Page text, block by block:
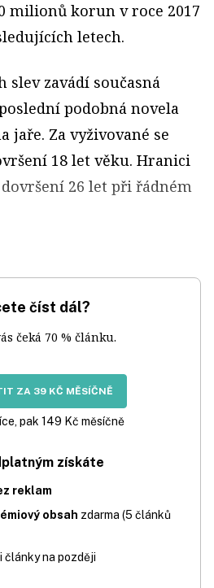
milionů korun v roce 2017
letech.
slev zavádí současná
podobná novela
jaře. Za vyživované se
18 let věku. Hranici
26 let při řádném
číst dál?
čeká 70 % článku.
ZA 39 KČ MĚSÍČNĚ
pak 149 Kč měsíčně
získáte
reklam
obsah zdarma (5 článků
články na později